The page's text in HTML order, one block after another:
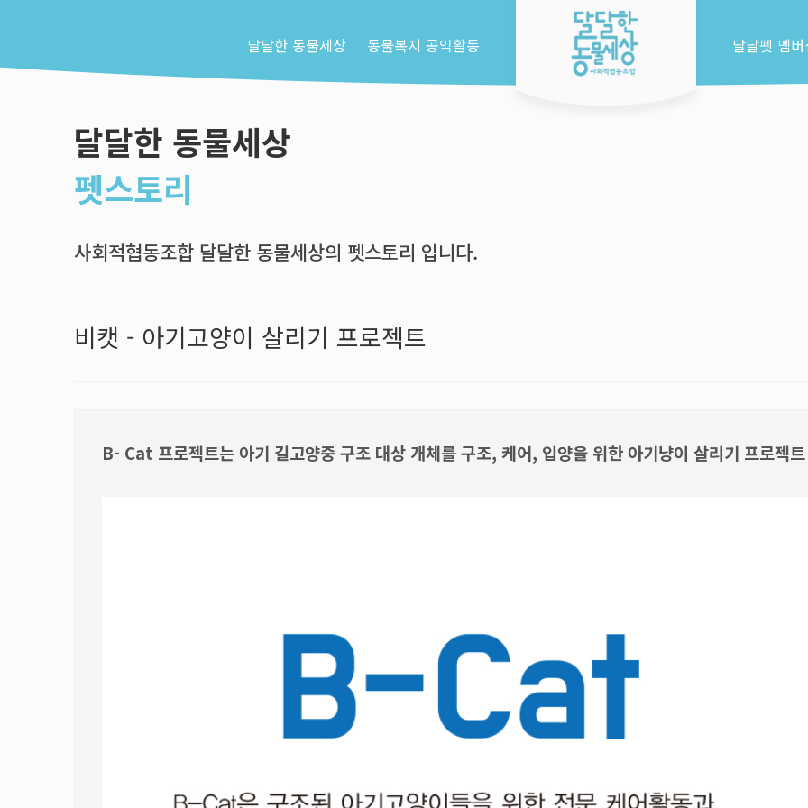
달달한 동물세상 동물복지 공익활동 달달펫 멤
달달한 동물세상
펫스토리
사회적협동조합 달달한 동물세상의 펫스토리 입니다.
비캣 - 아기고양이 살리기 프로젝트
B- Cat 프로젝트는 아기 길고양중 구조 대상 개체를 구조, 케어, 입양을 위한 아기냥이 살리기 프로젝